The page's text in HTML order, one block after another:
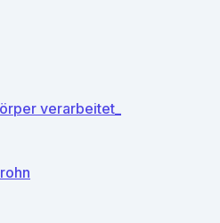
verarbeitet_